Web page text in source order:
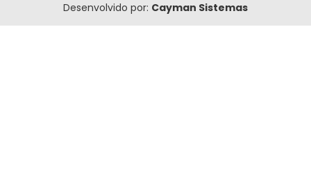
Desenvolvido por: Cayman Sistemas